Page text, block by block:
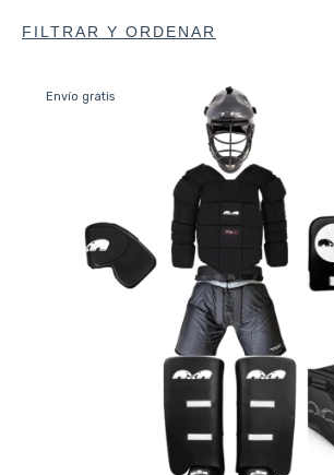
FILTRAR Y ORDENAR
Envío gratis